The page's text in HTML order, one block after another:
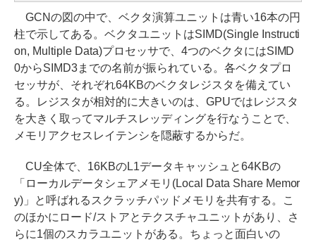
GCNの図の中で、ベクタ演算ユニットは青い16本の円
柱で示してある。ベクタユニットはSIMD(Single Instructi
on, Multiple Data)プロセッサで、4つのベクタにはSIMD
0からSIMD3までの名前が振られている。各ベクタプロ
セッサが、それぞれ64KBのベクタレジスタを備えてい
る。レジスタが相対的に大きいのは、GPUではレジスタ
を大きく取ってマルチスレッディングを行なうことで、
メモリアクセスレイテンシを隠蔽するからだ。
CU全体で、16KBのL1データキャッシュと64KBの
「ローカルデータシェアメモリ(Local Data Share Memor
y)」と呼ばれるスクラッチパッドメモリを共有する。こ
のほかにロード/ストアとテクスチャユニットがあり、さ
らに1個のスカラユニットがある。ちょっと面白いの